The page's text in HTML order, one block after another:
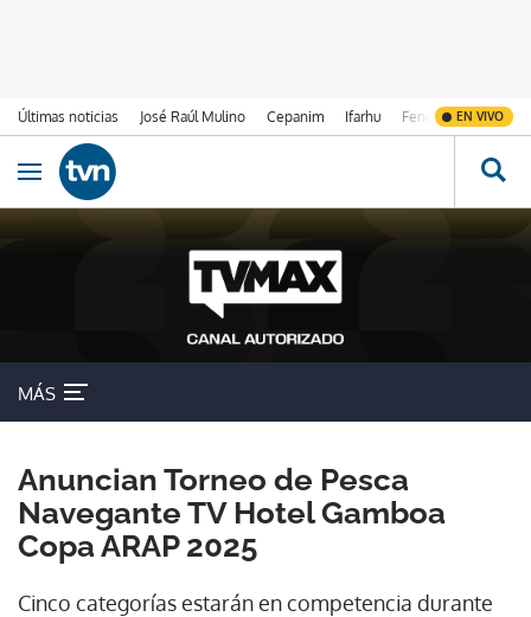
Últimas noticias José Raúl Mulino Cepanim Ifarhu Fenómeno de El
EN VIVO
Ir al contenido
Obrir navegació
MÁS
Anuncian Torneo de Pesca
Navegante TV Hotel Gamboa
Copa ARAP 2025
Cinco categorías estarán en competencia durante